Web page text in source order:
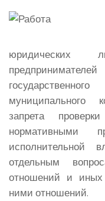
юридических
муниципального
запрета
нормативными
отдельным
отношений и иных
ними отношений.